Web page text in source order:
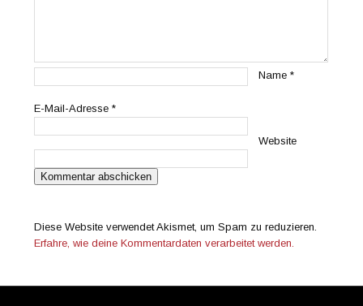
Name*
E-Mail-Adresse*
Website
Diese Website verwendet Akismet, um Spam zu reduzieren.
Erfahre, wie deine Kommentardaten verarbeitet werden.